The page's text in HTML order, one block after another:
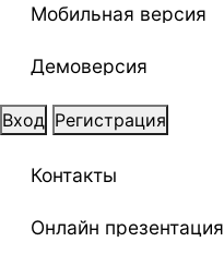
Мобильная версия
Демоверсия
Вход Регистрация
Контакты
Онлайн презентация